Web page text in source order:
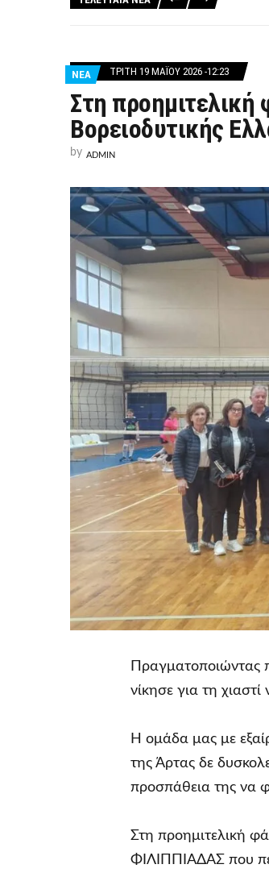
ΝΕΑ ΤΡΊΤΗ 19 ΜΑΪ́ΟΥ 2026 -12:23
Στη
Βορειοδυτικής
by ADMIN
Πραγματοποιώντας
νίκησε για τη
Η ομάδα μας με
της Άρτας δε
προσπάθεια της να
Στη προημιτελική
ΦΙΛΙΠΠΙΑΔΑΣ που